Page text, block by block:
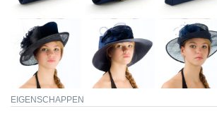
EIGENSCHAPPEN